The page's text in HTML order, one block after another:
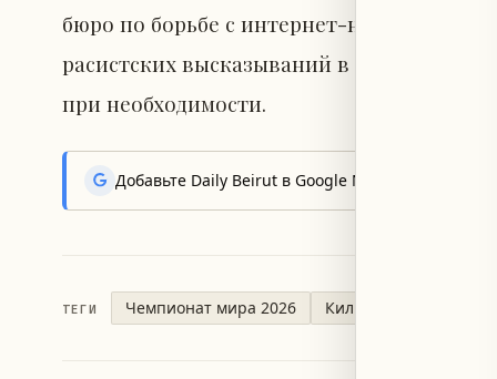
бюро по борьбе с интернет-ненавистью
расистских высказываний в интернете с
при необходимости.
Добавьте Daily Beirut в Google News, чтобы
ТЕГИ Чемпионат мира 2026 Килиан Мбаппе